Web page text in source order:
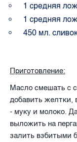
1 средняя
1 средняя
450 мл.
Приготовление:
Масло смешать с
добавить желтки,
- муку и молоко.
выложить на
залить взбитыми